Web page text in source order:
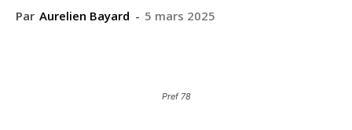
Par Aurelien Bayard - 5 mars 2025
Pref 78